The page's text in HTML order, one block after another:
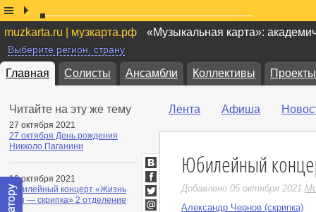
muzkarta.ru | музкарта.рф «Музыкальная карта»:
Выберите регион, страну
Главная Солисты Ансамбли Коллективы Проекты
Читайте на эту же тему
27 октября 2021
27 октября День рождения
Никколо Паганини
10 октября 2021
Юбилейный концерт «Жизнь
моя — скрипка» 2 отделение
Лента Афиша
Юбилейный
Добавлено 05 октября 2021
Александр Чернов (скрипка)
ВКонтакте
Facebook
Twitter